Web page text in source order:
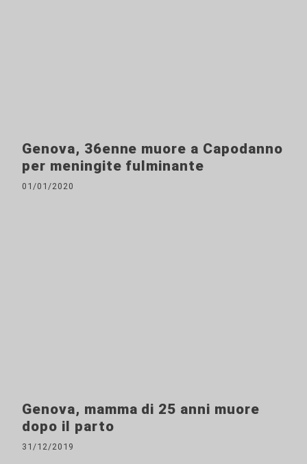
Genova, 36enne muore a Capodanno
per meningite fulminante
01/01/2020
Genova, mamma di 25 anni muore
dopo il parto
31/12/2019